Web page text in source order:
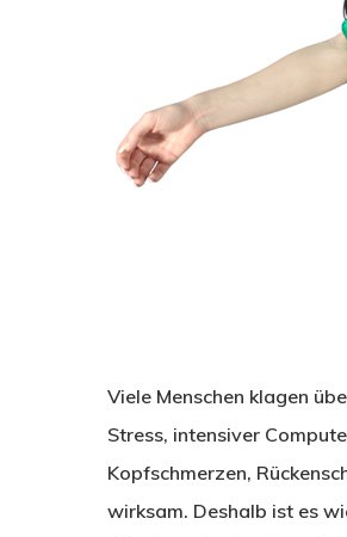
Viele Menschen klagen
Stress, intensiver
Kopfschmerzen,
wirksam. Deshalb ist es